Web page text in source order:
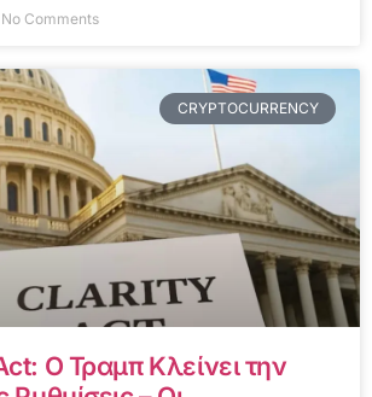
No Comments
CRYPTOCURRENCY
Ο Τραμπ Κλείνει την